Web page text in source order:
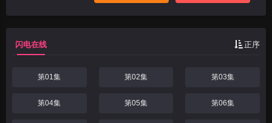
闪电在线 正序
第01集 第02集 第03集
第04集 第05集 第06集